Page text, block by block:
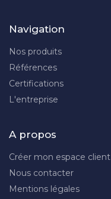
Navigation
Nos produits
Références
Certifications
L'entreprise
A propos
Créer mon espace client
Nous contacter
Mentions légales